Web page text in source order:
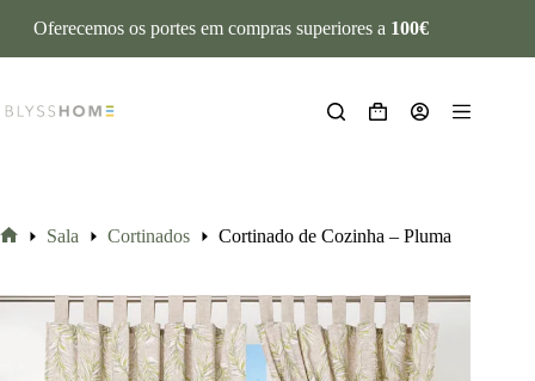
Oferecemos os portes em compras superiores a 100€
Sala Cortinados Cortinado de Cozinha – Pluma